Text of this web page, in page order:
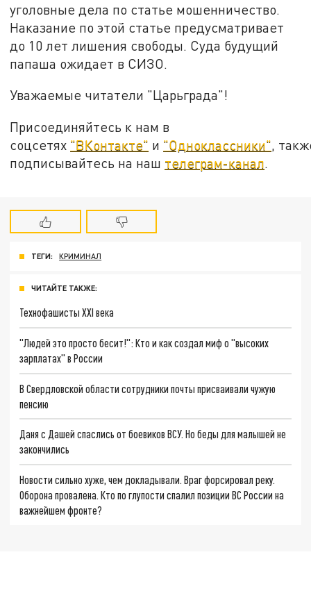
уголовные дела по статье мошенничество.
Наказание по этой статье предусматривает
до 10 лет лишения свободы. Суда будущий
папаша ожидает в СИЗО.
Уважаемые читатели "Царьграда"!
Присоединяйтесь к нам в
соцсетях "ВКонтакте" и "Одноклассники",
подписывайтесь на наш телеграм-канал.
ТЕГИ: КРИМИНАЛ
ЧИТАЙТЕ ТАКЖЕ:
Технофашисты XXI века
"Людей это просто бесит!": Кто и как создал миф о "высоких
зарплатах" в России
В Свердловской области сотрудники почты присваивали чужую
пенсию
Даня с Дашей спаслись от боевиков ВСУ. Но беды для малышей не
закончились
Новости сильно хуже, чем докладывали. Враг форсировал реку.
Оборона провалена. Кто по глупости спалил позиции ВС России на
важнейшем фронте?